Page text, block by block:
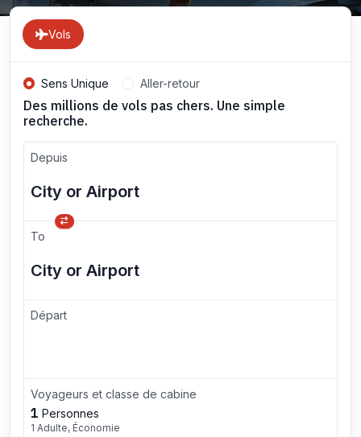
Vols
Sens Unique Aller-retour
Des millions de vols pas chers. Une simple
recherche.
Depuis
To
Départ
Voyageurs et classe de cabine
1 Personnes
1 Adulte, Économie